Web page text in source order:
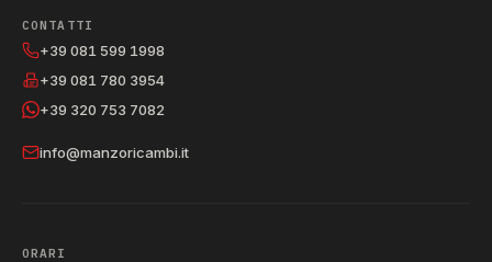
CONTATTI
+39 081 599 1998
+39 081 780 3954
+39 320 753 7082
info@manzoricambi.it
ORARI